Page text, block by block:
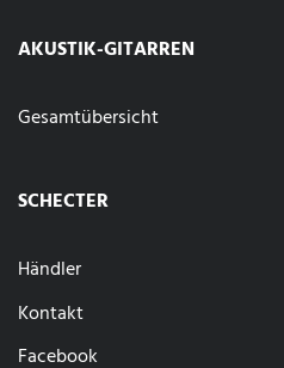
AKUSTIK-GITARREN
Gesamtübersicht
SCHECTER
Händler
Kontakt
Facebook